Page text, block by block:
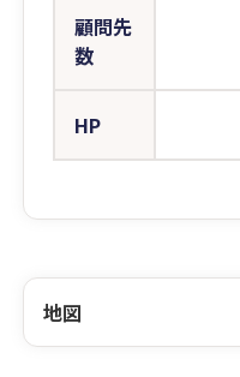
顧問先
数
HP
地図